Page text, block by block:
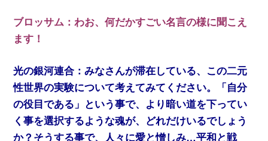
ブロッサム：わお、何だかすごい名言の様に聞こえ
ます！
光の銀河連合：みなさんが滞在している、この二元
性世界の実験について考えてみてください。「自分
の役目である」という事で、より暗い道を下ってい
く事を選択するような魂が、どれだけいるでしょう
か？そうする事で、人々に愛と憎しみ…平和と戦